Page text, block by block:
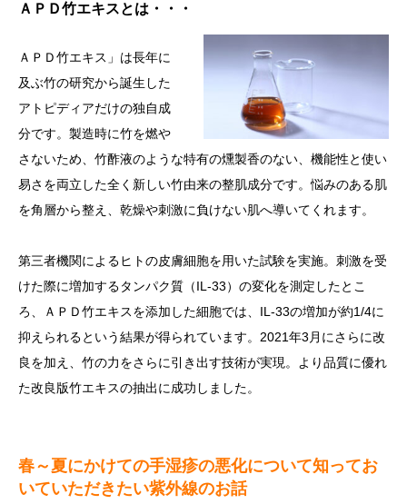
ＡＰＤ竹エキスとは・・・
ＡＰＤ竹エキス」は長年に
及ぶ竹の研究から誕生した
アトピディアだけの独自成
分です。製造時に竹を燃や
さないため、竹酢液のような特有の燻製香のない、機能性と使い
易さを両立した全く新しい竹由来の整肌成分です。悩みのある肌
を角層から整え、乾燥や刺激に負けない肌へ導いてくれます。
第三者機関によるヒトの皮膚細胞を用いた試験を実施。刺激を受
けた際に増加するタンパク質（IL-33）の変化を測定したとこ
ろ、ＡＰＤ竹エキスを添加した細胞では、IL-33の増加が約1/4に
抑えられるという結果が得られています。2021年3月にさらに改
良を加え、竹の力をさらに引き出す技術が実現。より品質に優れ
た改良版竹エキスの抽出に成功しました。
春～夏にかけての手湿疹の悪化について知ってお
いていただきたい紫外線のお話